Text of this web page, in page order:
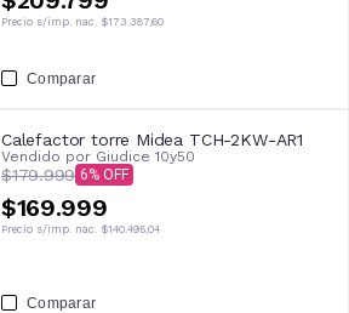
Precio s/imp. nac. $173.387,60
Comparar
Calefactor torre Midea TCH-2KW-AR1
Vendido por Giudice 10y50
$179.999 6
$169.999
Precio s/imp. nac. $140.495,04
Comparar